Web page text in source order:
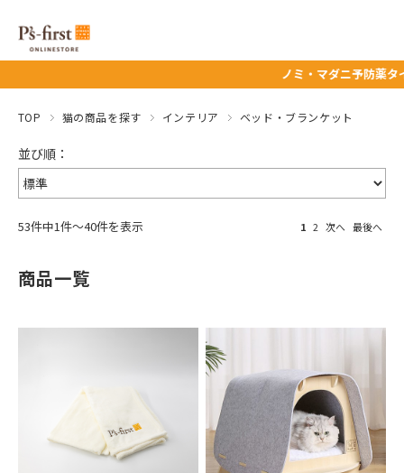
ノミ・マダニ予防薬タイムセール★ 8/12
TOP 猫の商品を探す インテリア ベッド・ブランケット
53件中1件～40件を表示 1 2 次へ 最後へ
商品一覧